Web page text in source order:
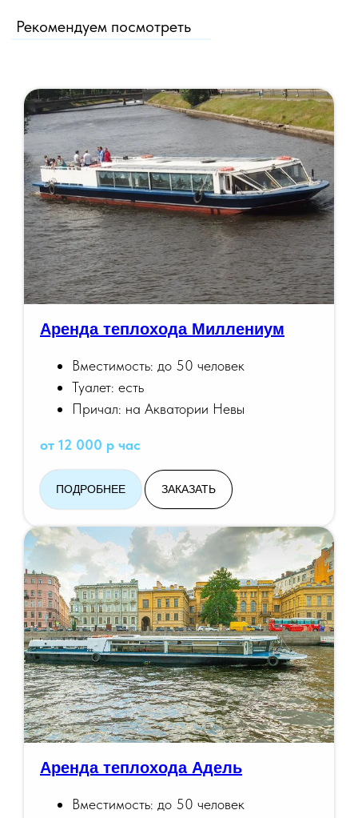
Рекомендуем посмотреть
Аренда теплохода Миллениум
Вместимость: до 50 человек
Туалет: есть
Причал: на Акватории Невы
от 12 000 р час
ПОДРОБНЕЕ ЗАКАЗАТЬ
Аренда теплохода Адель
Вместимость: до 50 человек